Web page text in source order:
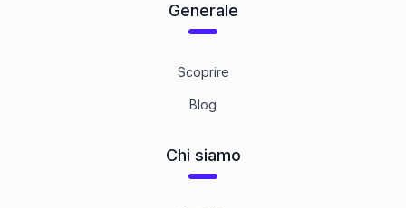
Generale
Scoprire
Blog
Chi siamo